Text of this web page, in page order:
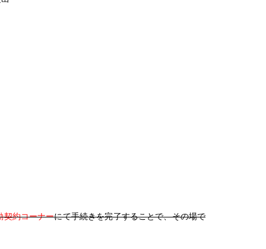
契約コーナーにて手続きを完了することで、その場で